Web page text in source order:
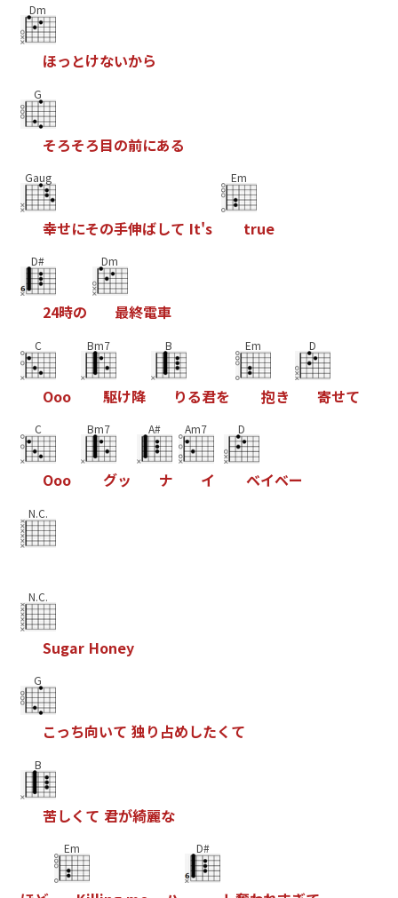
Dm
ほっ とけないから
G
そろそろ目の前にある
Gaug
幸せにその手伸ばして It's
Em
true
D#
24時の
Dm
最終電車
C
Ooo
Bm7
駆け降
B
りる君を
Em
抱き
D
寄せて
C
Ooo
Bm7
グッ
A#
ナ
Am7
イ
D
ベイベー
N.C.
N.C.
Sugar Honey
G
こっち向いて 独り 占めしたく て
B
苦しく て 君が綺麗な
Em D#